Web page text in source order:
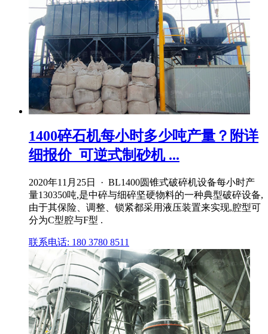
1400碎石机每小时多少吨产量？附详
细报价_可逆式制砂机 ...
2020年11月25日 · BL1400圆锥式破碎机设备每小时产
量130350吨,是中碎与细碎坚硬物料的一种典型破碎设备,
由于其保险、调整、锁紧都采用液压装置来实现,腔型可
分为C型腔与F型 .
联系电话: 180 3780 8511